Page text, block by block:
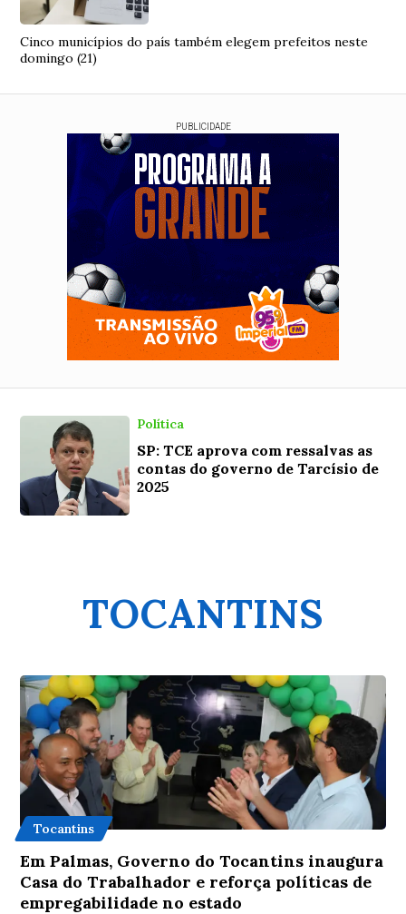
Cinco municípios do país também elegem prefeitos neste
domingo (21)
PUBLICIDADE
Política
SP: TCE aprova com ressalvas as
contas do governo de Tarcísio de
2025
TOCANTINS
Tocantins
Em Palmas, Governo do Tocantins inaugura
Casa do Trabalhador e reforça políticas de
empregabilidade no estado